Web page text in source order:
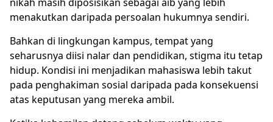
menakutkan daripada persoalan hukumnya sendiri.
Bahkan di lingkungan kampus, tempat yang
seharusnya diisi nalar dan pendidikan, stigma itu tetap
hidup. Kondisi ini menjadikan mahasiswa lebih takut
pada penghakiman sosial daripada pada konsekuensi
atas keputusan yang mereka ambil.